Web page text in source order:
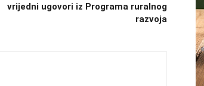
vrijedni ugovori iz Programa ruralnog
razvoja